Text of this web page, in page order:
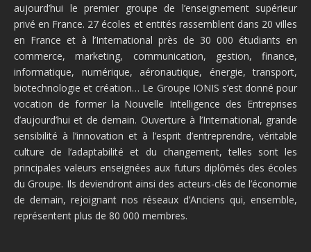
aujourd’hui le premier groupe de l’enseignement supérieur
privé en France. 27 écoles et entités rassemblent dans 20 villes
en France et à l’International près de 30 000 étudiants en
commerce, marketing, communication, gestion, finance,
informatique, numérique, aéronautique, énergie, transport,
biotechnologie et création… Le Groupe IONIS s’est donné pour
vocation de former la Nouvelle Intelligence des Entreprises
d’aujourd’hui et de demain. Ouverture à l’International, grande
sensibilité à l’innovation et à l’esprit d’entreprendre, véritable
culture de l’adaptabilité et du changement, telles sont les
principales valeurs enseignées aux futurs diplômés des écoles
du Groupe. Ils deviendront ainsi des acteurs-clés de l’économie
de demain, rejoignant nos réseaux d’Anciens qui, ensemble,
représentent plus de 80 000 membres.